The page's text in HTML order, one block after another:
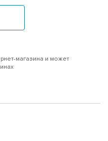
магазина и может